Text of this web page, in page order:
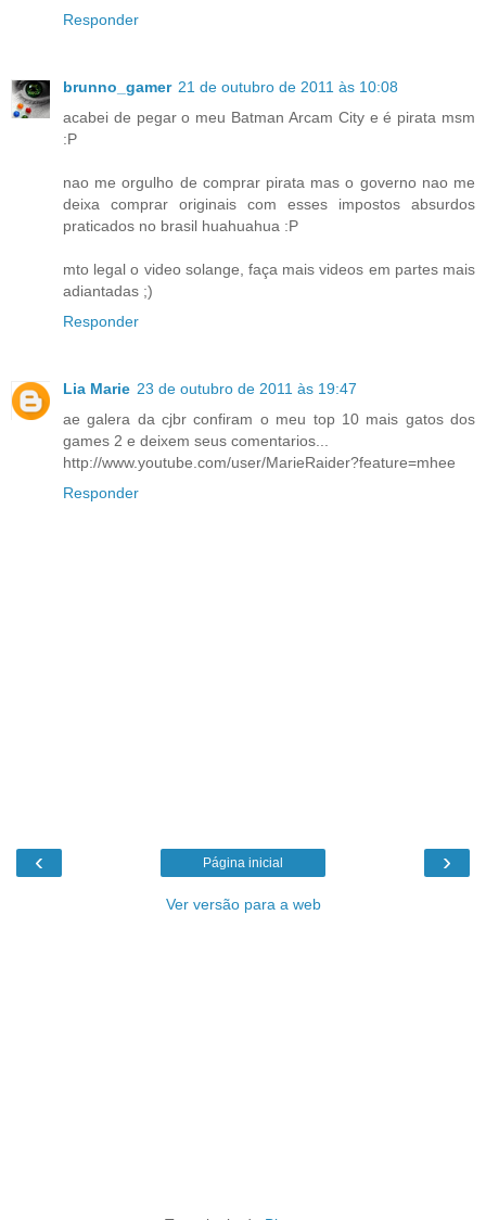
Responder
brunno_gamer 21 de outubro de 2011 às 10:08
acabei de pegar o meu Batman Arcam City e é pirata msm
:P
nao me orgulho de comprar pirata mas o governo nao me
deixa comprar originais com esses impostos absurdos
praticados no brasil huahuahua :P
mto legal o video solange, faça mais videos em partes mais
adiantadas ;)
Responder
Lia Marie 23 de outubro de 2011 às 19:47
ae galera da cjbr confiram o meu top 10 mais gatos dos
games 2 e deixem seus comentarios...
http://www.youtube.com/user/MarieRaider?feature=mhee
Responder
‹ ›
Página inicial
Ver versão para a web